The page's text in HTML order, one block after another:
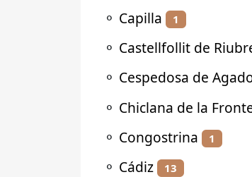
⚬ Capilla 1
⚬ Castellfollit de
⚬ Cespedosa de
⚬ Chiclana de la
⚬ Congostrina 1
⚬ Cádiz 13